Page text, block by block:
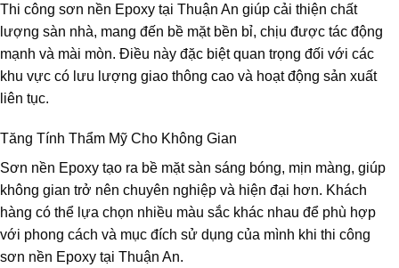
Thi công sơn nền Epoxy tại Thuận An giúp cải thiện chất
lượng sàn nhà, mang đến bề mặt bền bỉ, chịu được tác động
mạnh và mài mòn. Điều này đặc biệt quan trọng đối với các
khu vực có lưu lượng giao thông cao và hoạt động sản xuất
liên tục.
Tăng Tính Thẩm Mỹ Cho Không Gian
Sơn nền Epoxy tạo ra bề mặt sàn sáng bóng, mịn màng, giúp
không gian trở nên chuyên nghiệp và hiện đại hơn. Khách
hàng có thể lựa chọn nhiều màu sắc khác nhau để phù hợp
với phong cách và mục đích sử dụng của mình khi thi công
sơn nền Epoxy tại Thuận An.